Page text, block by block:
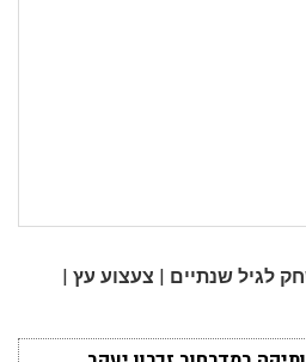
לגיל שנתיים | צעצוע עץ |